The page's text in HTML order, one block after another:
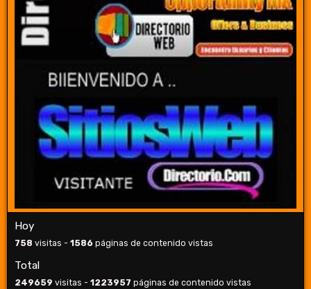
Hoy
758 visitas - 1586 páginas de contenido vistas
Total
249659 visitas - 1223957 páginas de contenido vistas